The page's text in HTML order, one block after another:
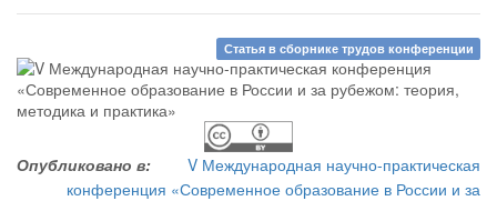
Статья в сборнике трудов конференции
Опубликовано в:
V Международная научно-практическая
конференция «Современное образование в России и за